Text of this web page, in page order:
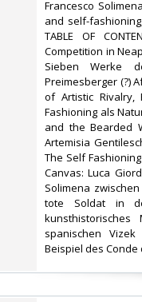
Francesco
and self-
TABLE OF
Competition in
Sieben Werke
Preimesberger (?)
of Artistic Rivalry,
Fashioning als
and the Bearded
Artemisia
The Self
Canvas: Luca
Solimena
tote Soldat in
spanischen
Beispiel des Conde